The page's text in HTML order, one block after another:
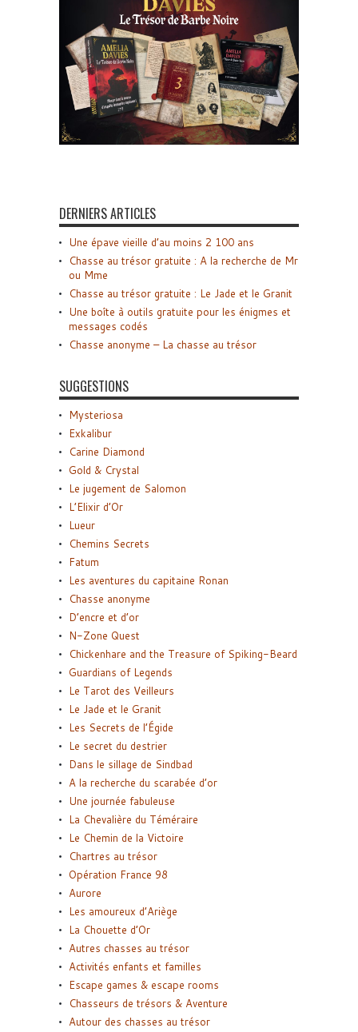
DERNIERS ARTICLES
Une épave vieille d’au moins 2 100 ans
Chasse au trésor gratuite : A la recherche de Mr
ou Mme
Chasse au trésor gratuite : Le Jade et le Granit
Une boîte à outils gratuite pour les énigmes et
messages codés
Chasse anonyme – La chasse au trésor
SUGGESTIONS
Mysteriosa
Exkalibur
Carine Diamond
Gold & Crystal
Le jugement de Salomon
L’Elixir d’Or
Lueur
Chemins Secrets
Fatum
Les aventures du capitaine Ronan
Chasse anonyme
D’encre et d’or
N-Zone Quest
Chickenhare and the Treasure of Spiking-Beard
Guardians of Legends
Le Tarot des Veilleurs
Le Jade et le Granit
Les Secrets de l’Égide
Le secret du destrier
Dans le sillage de Sindbad
A la recherche du scarabée d’or
Une journée fabuleuse
La Chevalière du Téméraire
Le Chemin de la Victoire
Chartres au trésor
Opération France 98
Aurore
Les amoureux d’Ariège
La Chouette d’Or
Autres chasses au trésor
Activités enfants et familles
Escape games & escape rooms
Chasseurs de trésors & Aventure
Autour des chasses au trésor